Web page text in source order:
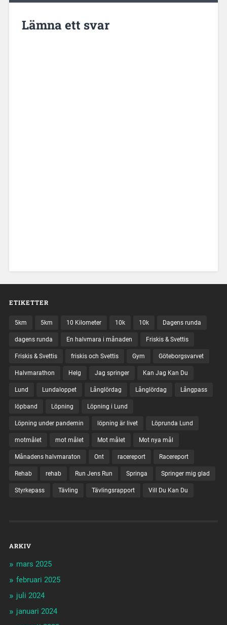
Lämna ett svar
ETIKETTER
5km 5km 10 Kilometer 10k 10k Dagens runda
dagens runda En halvmara i månaden Friskis & Svettis
Friskis & Svettis friskis och Svettis Gym Göteborgsvarvet
Halvmarathon Helg Jag springer Kan Jag Kan Du
Lund Lundaloppet Långlördag Långlördag Långpass
löpband Löpning Löpning i Lund
Löpning under pandemin löpning är livet Löprunda Lund
motmålet mot målet Mot målet Mot nya mål
Månadens halvmaraton Ont racereport Racereport
Rehab rehab Run Jens Run Springa Springer mig glad
Styrkepass Tävling Tävlingsrapport Vill Du Kan Du
ARKIV
mars 2025
februari 2025
juli 2024
januari 2024